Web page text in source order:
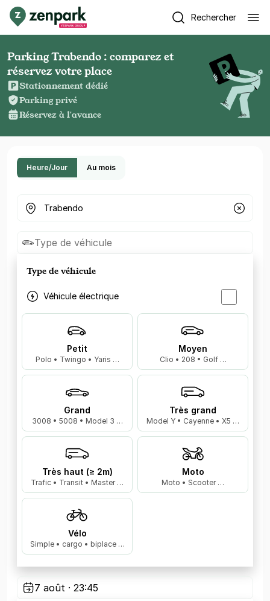
Rechercher
Parking Trabendo : comparez et
réservez votre place
Stationnement dédié
Parking privé
Réservez à l'avance
Heure/Jour Au mois
Où cherchez-vous un parking ?
Type de véhicule
Type de véhicule
Véhicule électrique
Petit
Polo • Twingo • Yaris …
Moyen
Clio • 208 • Golf …
Grand
3008 • 5008 • Model 3 …
Très grand
Model Y • Cayenne • X5 …
Très haut (≥ 2m)
Trafic • Transit • Master …
Moto
Moto • Scooter …
Vélo
Simple • cargo • biplace …
7 août · 23:45